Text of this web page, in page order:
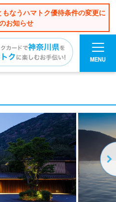
なうハマトク優待条件の変更に
お知らせ
MENU